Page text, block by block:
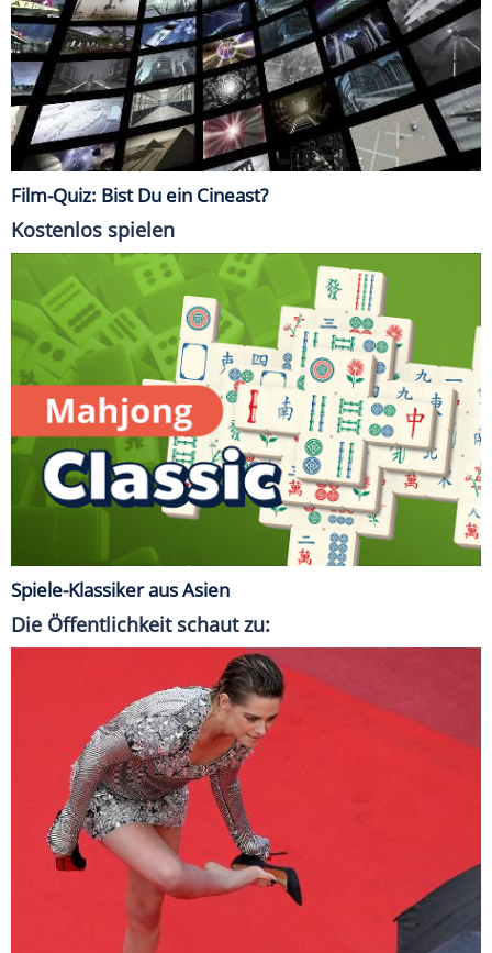
Film-Quiz: Bist Du ein Cineast?
Kostenlos spielen
Spiele-Klassiker aus Asien
Die Öffentlichkeit schaut zu: